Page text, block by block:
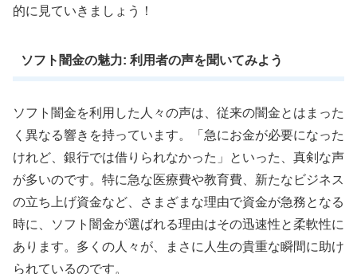
的に見ていきましょう！
ソフト闇金の魅力: 利用者の声を聞いてみよう
ソフト闇金を利用した人々の声は、従来の闇金とはまった
く異なる響きを持っています。「急にお金が必要になった
けれど、銀行では借りられなかった」といった、真剣な声
が多いのです。特に急な医療費や教育費、新たなビジネス
の立ち上げ資金など、さまざまな理由で資金が急務となる
時に、ソフト闇金が選ばれる理由はその迅速性と柔軟性に
あります。多くの人々が、まさに人生の貴重な瞬間に助け
られているのです。